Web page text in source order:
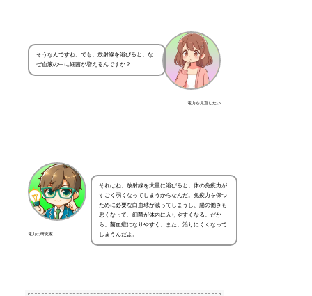
電力を見直したい
そうなんですね。でも、放射線を浴びると、な
ぜ血液の中に細菌が増えるんですか？
電力の研究家
それはね、放射線を大量に浴びると、体の免疫力が
すごく弱くなってしまうからなんだ。免疫力を保つ
ために必要な白血球が減ってしまうし、腸の働きも
悪くなって、細菌が体内に入りやすくなる。だか
ら、菌血症になりやすく、また、治りにくくなって
しまうんだよ。